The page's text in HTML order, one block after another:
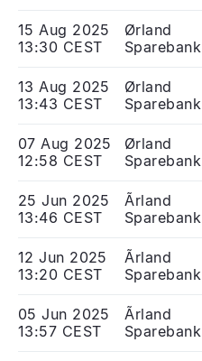
15 Aug 2025
13:30 CEST
Ørland
Sparebank
13 Aug 2025
13:43 CEST
Ørland
Sparebank
07 Aug 2025
12:58 CEST
Ørland
Sparebank
25 Jun 2025
13:46 CEST
Ãrland
Sparebank
12 Jun 2025
13:20 CEST
Ãrland
Sparebank
05 Jun 2025
13:57 CEST
Ãrland
Sparebank